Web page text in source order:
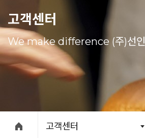
고객센터
We make difference (주)선인
고객센터